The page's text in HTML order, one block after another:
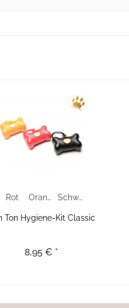
Rot Orange Schwarz
Ton Hygiene-Kit Classic
8,95 € *